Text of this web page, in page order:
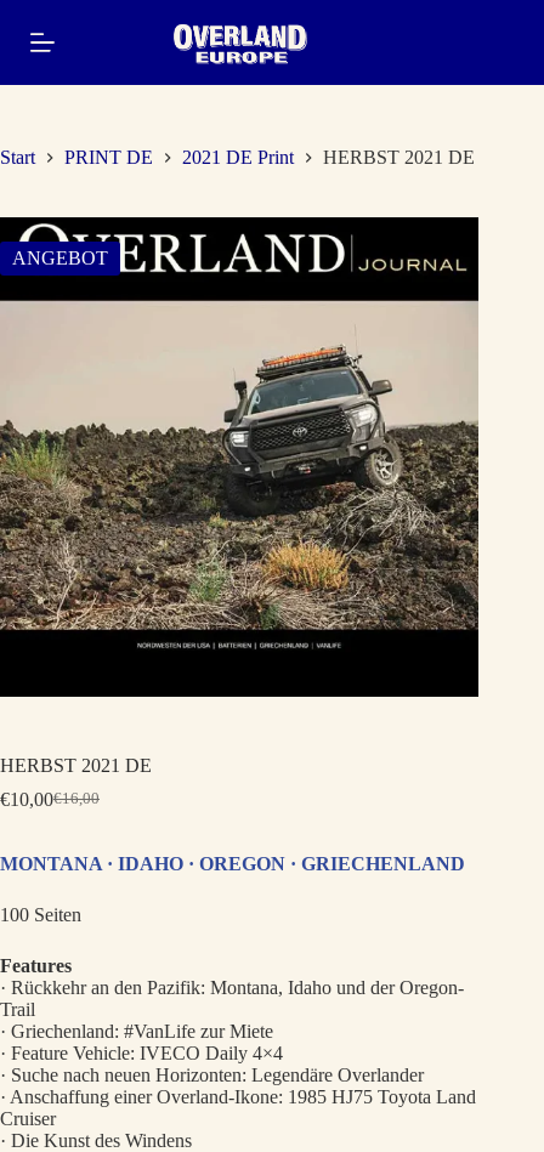
Inhalt
springen
Start PRINT DE 2021 DE Print HERBST 2021 DE
ANGEBOT
HERBST 2021 DE
€16,00
Ursprünglicher
€16,00
€10,00Aktueller
€10,00.
MONTANA · IDAHO · OREGON · GRIECHENLAND
100 Seiten
Features
· Rückkehr an den Pazifik: Montana, Idaho und der Oregon-
Trail
· Griechenland: #VanLife zur Miete
· Feature Vehicle: IVECO Daily 4×4
· Suche nach neuen Horizonten: Legendäre Overlander
· Anschaffung einer Overland-Ikone: 1985 HJ75 Toyota Land
Cruiser
· Die Kunst des Windens